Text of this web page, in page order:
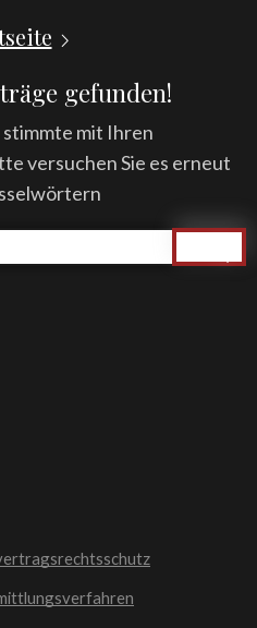
gefunden!
stimmte mit Ihren
versuchen Sie es erneut